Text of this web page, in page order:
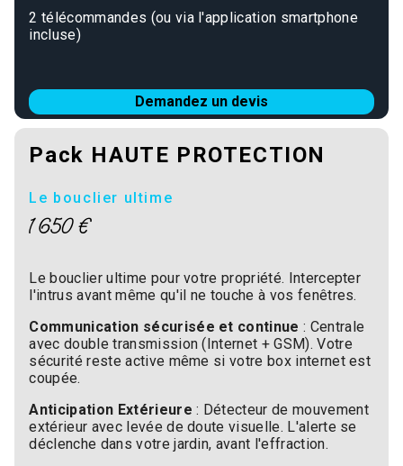
2 télécommandes (ou via l'application smartphone
incluse)
Demandez un devis
Pack HAUTE PROTECTION
Le bouclier ultime
1 650 €
Le bouclier ultime pour votre propriété. Intercepter
l'intrus avant même qu'il ne touche à vos fenêtres.
Communication sécurisée et continue : Centrale
avec double transmission (Internet + GSM). Votre
sécurité reste active même si votre box internet est
coupée.
Anticipation Extérieure : Détecteur de mouvement
extérieur avec levée de doute visuelle. L'alerte se
déclenche dans votre jardin, avant l'effraction.